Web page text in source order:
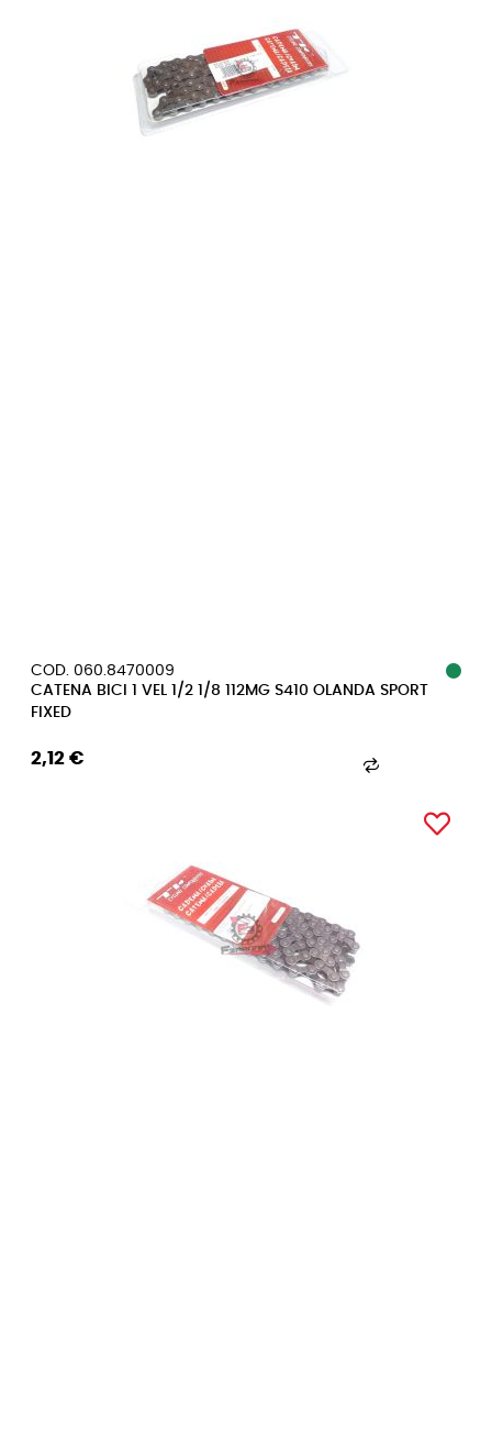
COD. 060.8470009
CATENA BICI 1 VEL 1/2 1/8 112MG S410 OLANDA SPORT
FIXED
2,12 €